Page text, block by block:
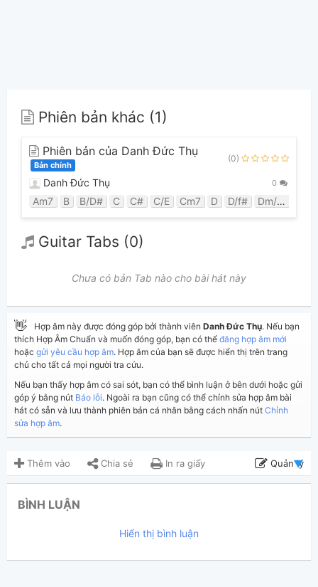
Phiên bản khác (1)
Phiên bản của Danh Đức Thụ
Bản chính
(0)
Danh Đức Thụ 0
Am7 B B/D# C C# C/E Cm7 D D/f# Dm/F#
Guitar Tabs (0)
Chưa có bản Tab nào cho bài hát này
👋 Hợp âm này được đóng góp bởi thành viên Danh Đức Thụ. Nếu bạn
thích Hợp Âm Chuẩn và muốn đóng góp, bạn có thể đăng hợp âm mới
hoặc gửi yêu cầu hợp âm. Hợp âm của bạn sẽ được hiển thị trên trang
chủ cho tất cả mọi người tra cứu.
Nếu bạn thấy hợp âm có sai sót, bạn có thể bình luận ở bên dưới hoặc gửi
góp ý bằng nút Báo lỗi. Ngoài ra bạn cũng có thể chỉnh sửa hợp âm bài
hát có sẵn và lưu thành phiên bản cá nhân bằng cách nhấn nút Chỉnh
sửa hợp âm.
Thêm vào Chia sẻ In ra giấy Quản lý
Danh Đức Thụ
BÌNH LUẬN
Hiển thị bình luận